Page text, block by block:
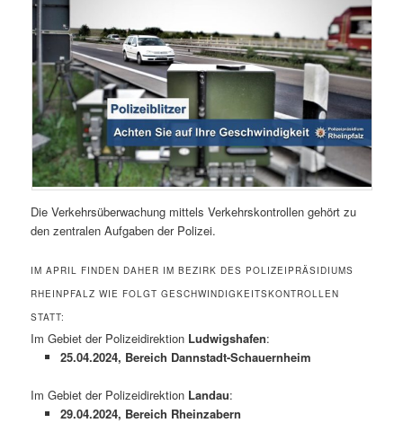
Die Verkehrsüberwachung mittels Verkehrskontrollen gehört zu
den zentralen Aufgaben der Polizei.
IM APRIL FINDEN DAHER IM BEZIRK DES POLIZEIPRÄSIDIUMS
RHEINPFALZ WIE FOLGT GESCHWINDIGKEITSKONTROLLEN
STATT:
Im Gebiet der Polizeidirektion Ludwigshafen:
25.04.2024, Bereich Dannstadt-Schauernheim
Im Gebiet der Polizeidirektion Landau:
29.04.2024, Bereich Rheinzabern